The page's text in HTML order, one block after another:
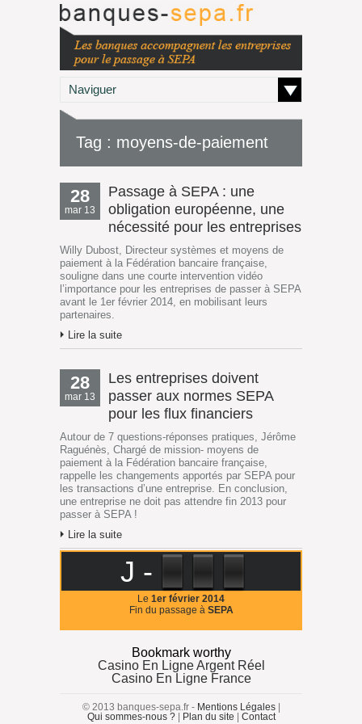
Naviguer
Tag : moyens-de-paiement
28
mar 13
Passage à SEPA : une
obligation européenne, une
nécessité pour les entreprises
Willy Dubost, Directeur systèmes et moyens de
paiement à la Fédération bancaire française,
souligne dans une courte intervention vidéo
l’importance pour les entreprises de passer à SEPA
avant le 1er février 2014, en mobilisant leurs
partenaires.
Lire la suite
28
mar 13
Les entreprises doivent
passer aux normes SEPA
pour les flux financiers
Autour de 7 questions-réponses pratiques, Jérôme
Raguénès, Chargé de mission- moyens de
paiement à la Fédération bancaire française,
rappelle les changements apportés par SEPA pour
les transactions d’une entreprise. En conclusion,
une entreprise ne doit pas attendre fin 2013 pour
passer à SEPA !
Lire la suite
J -
Le 1er février 2014
Fin du passage à SEPA
Bookmark worthy
Casino En Ligne Argent Réel
Casino En Ligne France
© 2013 banques-sepa.fr - Mentions Légales|
Qui sommes-nous ?| Plan du site Contact